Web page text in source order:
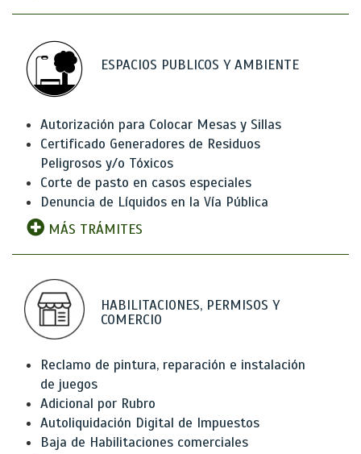
ESPACIOS PUBLICOS Y AMBIENTE
Autorización para Colocar Mesas y Sillas
Certificado Generadores de Residuos
Peligrosos y/o Tóxicos
Corte de pasto en casos especiales
Denuncia de Líquidos en la Vía Pública
MÁS TRÁMITES
HABILITACIONES, PERMISOS Y
COMERCIO
Reclamo de pintura, reparación e instalación
de juegos
Adicional por Rubro
Autoliquidación Digital de Impuestos
Baja de Habilitaciones comerciales